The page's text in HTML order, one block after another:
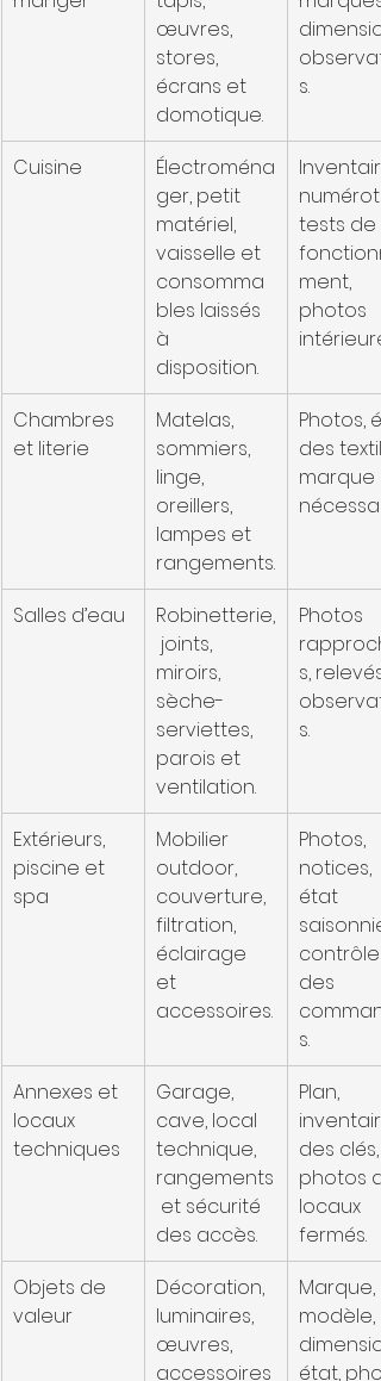
œuvres,
stores,
écrans et
domotique.
s.
Cuisine
Électroména
ger, petit
matériel,
vaisselle et
consomma
bles laissés
à
disposition.
tests de
ment,
photos
Chambres
et literie
Matelas,
sommiers,
linge,
oreillers,
lampes et
rangements.
Photos,
des
marque
Salles d’eau
Robinetterie,
joints,
miroirs,
sèche-
serviettes,
parois et
ventilation.
Photos
s,
s.
Extérieurs,
piscine et
spa
Mobilier
outdoor,
couverture,
filtration,
éclairage
et
accessoires.
Photos,
notices,
état
contrôle
des
s.
Annexes et
locaux
techniques
Garage,
cave, local
technique,
rangements
et sécurité
des accès.
Plan,
des clés,
photos
locaux
fermés.
Objets de
valeur
Décoration,
luminaires,
œuvres,
accessoires
Marque,
modèle,
état,